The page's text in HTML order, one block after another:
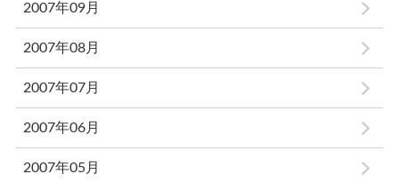
2007年09月
2007年08月
2007年07月
2007年06月
2007年05月